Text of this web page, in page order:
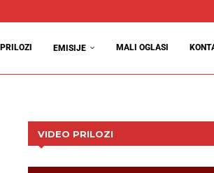
PRILOZI EMISIJE MALI OGLASI
VIDEO PRILOZI